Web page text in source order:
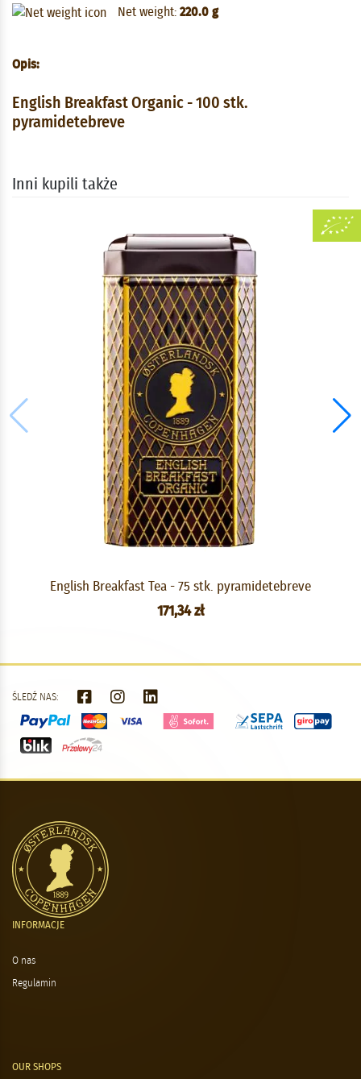
Net weight: 220.0 g
Opis:
English Breakfast Organic - 100 stk.
pyramidetebreve
Inni kupili także
English Breakfast Tea - 75 stk. pyramidetebreve
171,34 zł
ŚLEDŹ NAS:
INFORMACJE
O nas
Regulamin
OUR SHOPS